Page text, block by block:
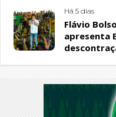
Há 5 dias
Flávio
apresenta